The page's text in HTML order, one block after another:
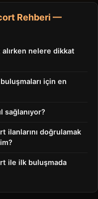
Rehberi —
nelere dikkat
için en
sağlanıyor?
ilanlarını doğrulamak
ile ilk buluşmada